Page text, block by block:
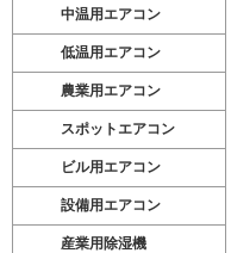
中温用エアコン
低温用エアコン
農業用エアコン
スポットエアコン
ビル用エアコン
設備用エアコン
産業用除湿機